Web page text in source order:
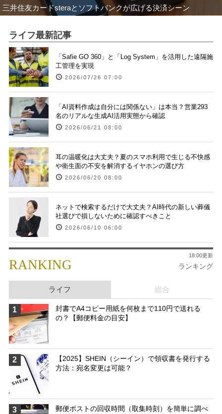
三井住友カードsteraとソフトバンクが広げる決済シーン
ライフ最新記事
「Safie GO 360」と「Log System」を活用した遠隔施
工管理を実現
2026/07/26 07:00
「AI資料作成は自分には関係ない」は本当？営業293
名のリアルな生成AI活用実態から確認
2026/06/21 08:00
耳の温暖化は大丈夫？夏のスマホ利用で生じる不快感
や衛生面の不安を解消するイヤホンの選び方
2026/06/20 08:00
ネットで検索するだけで大丈夫？AI時代の新しい葬儀
社選びで損しないために確認すべきこと
2026/06/10 06:00
RANKING ランキング
18:00更新
ライフ 総合
1
封書でA4コピー用紙を何枚まで110円で送れる
の？【郵便料金の目安】
2
【2025】SHEIN（シーイン）で領収書を発行する
方法：宛名変更は可能？
3
郵便ポストの回収時間（取集時刻）を簡単に調べ